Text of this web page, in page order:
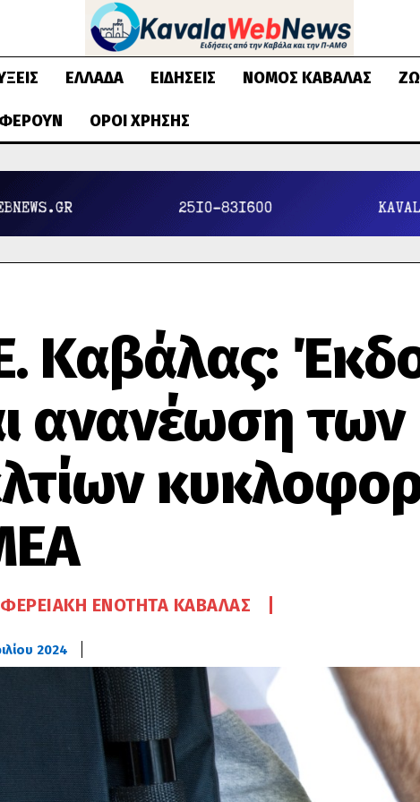
ΕΛΛΆΔΑ ΕΙΔΉΣΕΙΣ ΝΟΜΌΣ ΚΑΒΆΛΑΣ
ΌΡΟΙ ΧΡΉΣΗΣ
Καβάλας:
ανανέωση των
ΕΝΌΤΗΤΑ ΚΑΒΆΛΑΣ
2024